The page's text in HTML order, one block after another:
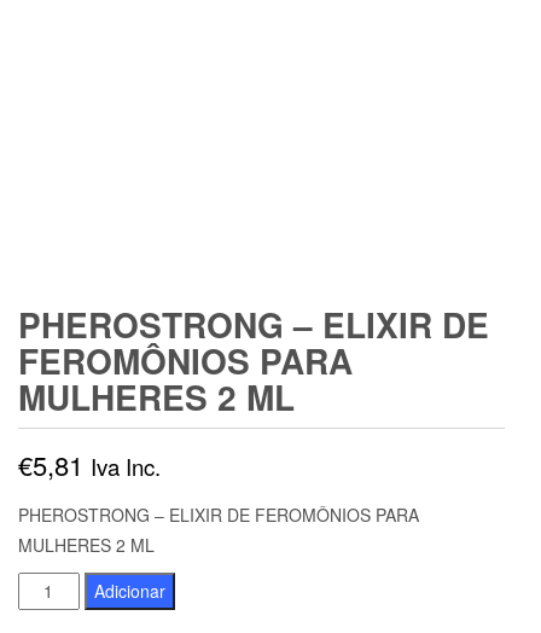
PHEROSTRONG – ELIXIR DE
FEROMÔNIOS PARA
MULHERES 2 ML
€5,81 Iva Inc.
PHEROSTRONG – ELIXIR DE FEROMÔNIOS PARA
MULHERES 2 ML
Quantidade
de
Adicionar